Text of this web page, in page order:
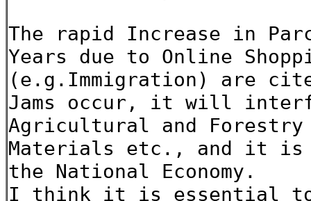
The rapid Increase in
Years due to Online
(e.g.Immigration) are
Jams occur, it will
Agricultural and Forestry
Materials etc., and it is
the National Economy.
I think it is essential to